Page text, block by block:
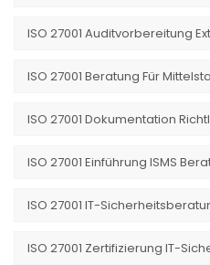
ISO 27001 Auditvorbereitung
ISO 27001 Beratung Für
ISO 27001 Dokumentation
ISO 27001 Einführung ISMS
ISO 27001 IT-
ISO 27001 Zertifizierung IT-